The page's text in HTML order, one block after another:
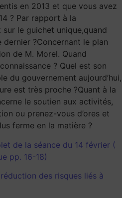
en 2013 et que vous avez
? Par rapport à la
le guichet unique,quand
?Concernant le plan
de M. Morel. Quand
? Quel est son
du gouvernement aujourd’hui,
est très proche ?Quant à la
le soutien aux activités,
ou prenez-vous d’ores et
ferme en la matière ?
de la séance du 14 février (
pp. 16-18)
des risques liés à